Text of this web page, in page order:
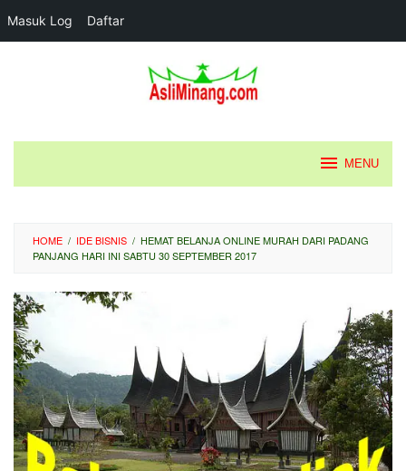
Masuk Log Daftar
MENU
HOME / IDE BISNIS / HEMAT BELANJA ONLINE MURAH DARI PADANG
PANJANG HARI INI SABTU 30 SEPTEMBER 2017